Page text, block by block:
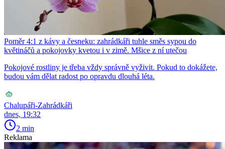
Poměr 4:1 z kávy a česneku: zahrádkáři tuhle směs sypou do
květináčů a pokojovky kvetou i v zimě. Mšice z ní utečou
Pokojové rostliny je třeba vždy správně vyživit. Pokud to dokážete,
budou vám dělat radost po opravdu dlouhá léta.
Chalupáři-Zahrádkáři
dnes, 19:32
2 min
Reklama